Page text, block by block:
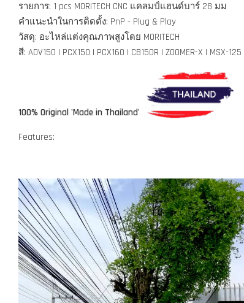
รายการ: 1 pcs MORITECH CNC แคลมป์แฮนด์บาร์ 28 มม
คำแนะนำในการติดตั้ง: PnP - Plug & Play
วัสดุ: อะไหล่แต่งคุณภาพสูงโดย MORITECH
สี: ADV150 | PCX150 | PCX160 | CB150R | ZOOMER-X | MSX-125
100% Original 'Made in Thailand'
Features: